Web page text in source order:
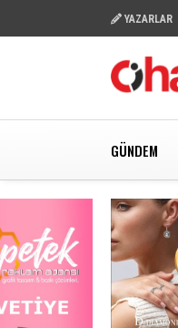
YAZARLAR
GÜNDEM